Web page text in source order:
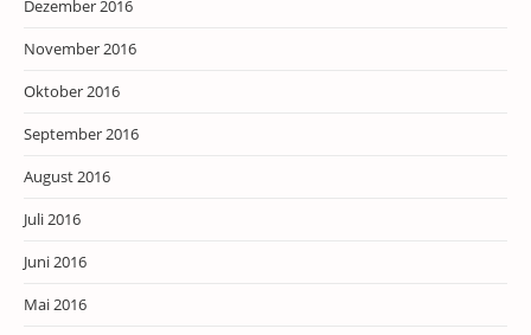
Dezember 2016
November 2016
Oktober 2016
September 2016
August 2016
Juli 2016
Juni 2016
Mai 2016